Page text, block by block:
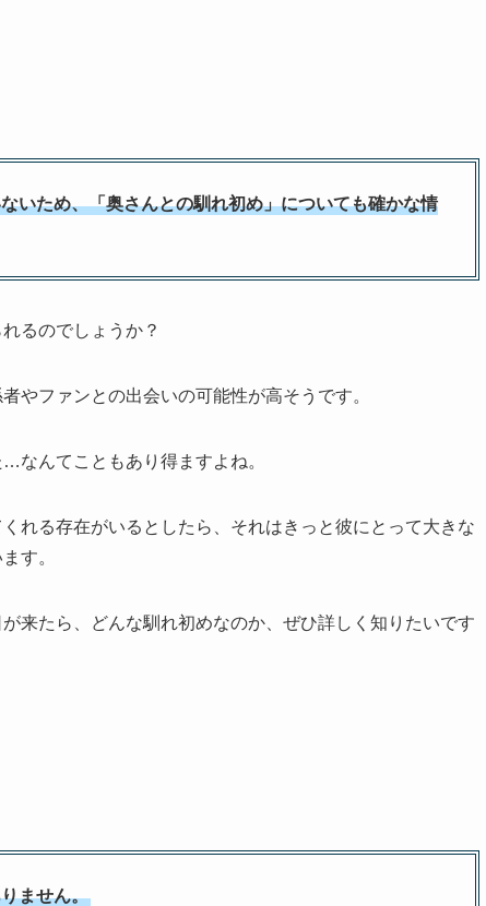
いため、「奥さんとの馴れ初め」についても確かな情
るのでしょうか？
やファンとの出会いの可能性が高そうです。
なんてこともあり得ますよね。
れる存在がいるとしたら、それはきっと彼にとって大きな
す。
来たら、どんな馴れ初めなのか、ぜひ詳しく知りたいです
ません。